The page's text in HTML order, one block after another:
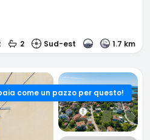
2 Sud-est 1.7 km
come un pazzo per questo!